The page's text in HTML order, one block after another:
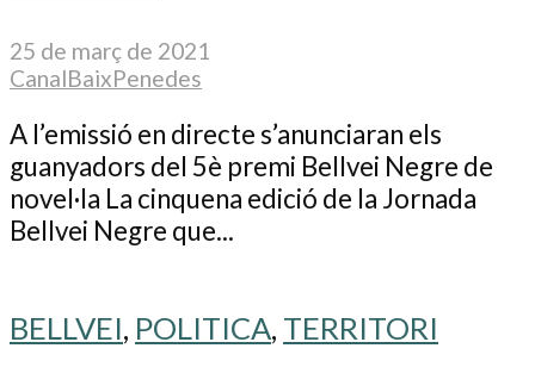
25 de març de 2021
CanalBaixPenedes
A l’emissió en directe s’anunciaran els
guanyadors del 5è premi Bellvei Negre de
novel·la La cinquena edició de la Jornada
Bellvei Negre que...
BELLVEI, POLITICA, TERRITORI